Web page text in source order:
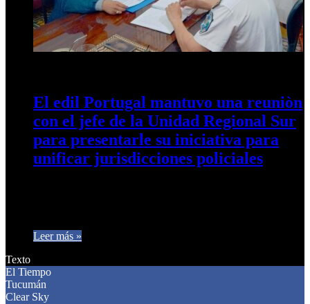
El edil Portugal mantuvo una reuniòn
con el jefe de la Unidad Regional Sur
para presentarle su iniciativa para
unificar jurisdicciones policiales
Leer más »
Texto
El Tiempo
Tucumán
Clear Sky